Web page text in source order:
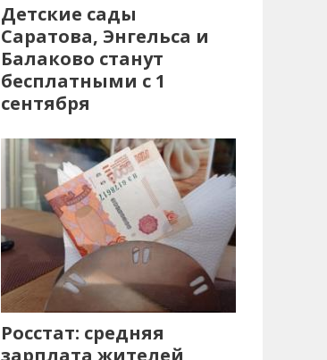
Детские сады
Саратова, Энгельса и
Балаково станут
бесплатными с 1
сентября
Росстат: средняя
зарплата жителей